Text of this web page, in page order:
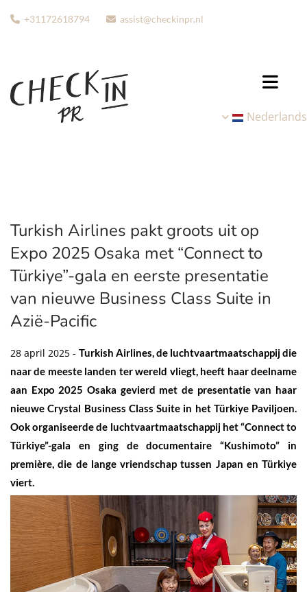
 +31172618794  assist@checkinpr.nl
Nederlands
Turkish Airlines pakt groots uit op
Expo 2025 Osaka met “Connect to
Türkiye”-gala en eerste presentatie
van nieuwe Business Class Suite in
Azië-Pacific
28 april 2025 - Turkish Airlines, de luchtvaartmaatschappij die
naar de meeste landen ter wereld vliegt, heeft haar deelname
aan Expo 2025 Osaka gevierd met de presentatie van haar
nieuwe Crystal Business Class Suite in het Türkiye Paviljoen.
Ook organiseerde de luchtvaartmaatschappij het “Connect to
Türkiye”-gala en ging de documentaire “Kushimoto” in
première, die de lange vriendschap tussen Japan en Türkiye
viert.